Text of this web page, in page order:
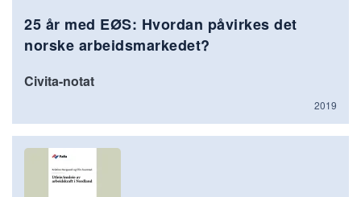
25 år med EØS: Hvordan påvirkes det
norske arbeidsmarkedet?
Civita-notat
2019